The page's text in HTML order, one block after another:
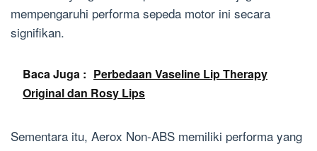
mempengaruhi performa sepeda motor ini secara
signifikan.
Baca Juga : Perbedaan Vaseline Lip Therapy
Original dan Rosy Lips
Sementara itu, Aerox Non-ABS memiliki performa yang